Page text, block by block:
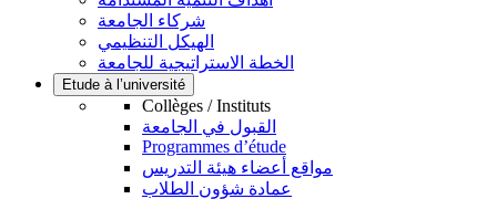
شركاء الجامعة
الهيكل التنظيمي
الخطة الاستراتيجية للجامعة
Etude à l’université
Collèges / Instituts
القبول في الجامعة
Programmes d’étude
مواقع أعضاء هيئة التدريس
عمادة شؤون الطلاب